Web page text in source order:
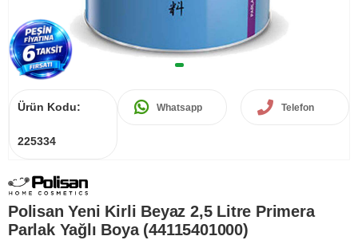
Ürün Kodu:
225334
Whatsapp Telefon
Polisan Yeni Kirli Beyaz 2,5 Litre Primera
Parlak Yağlı Boya (44115401000)